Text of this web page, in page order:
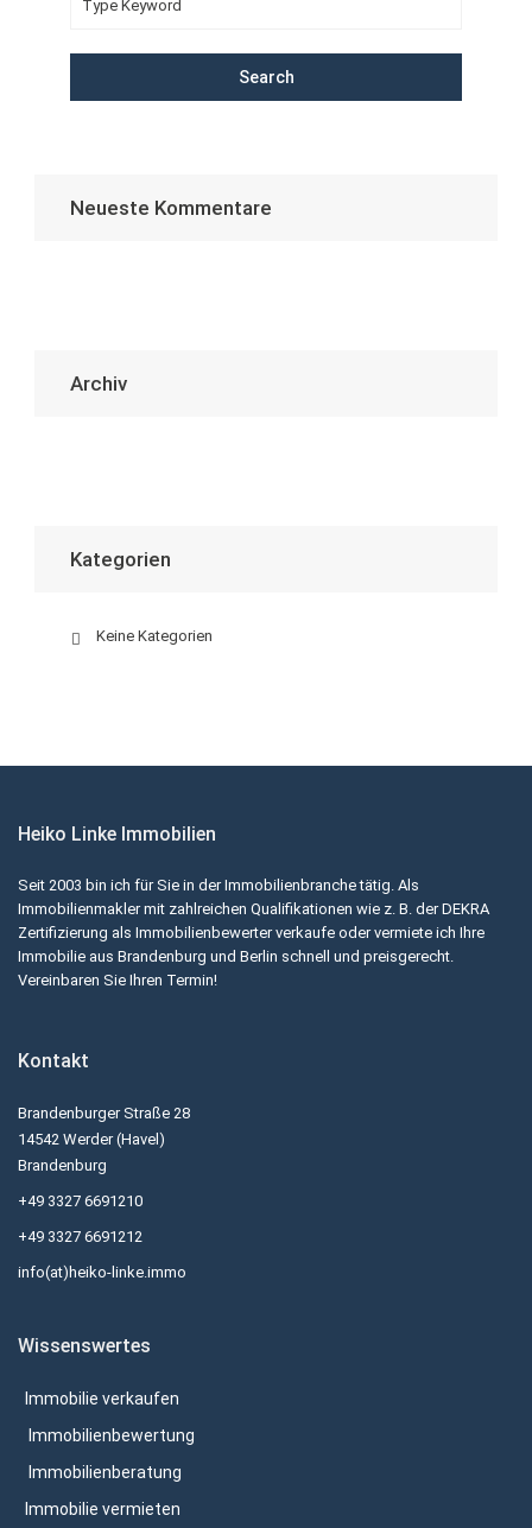
Search
Neueste Kommentare
Archiv
Kategorien
Keine Kategorien
Heiko Linke Immobilien
Seit 2003 bin ich für Sie in der Immobilienbranche tätig. Als
Immobilienmakler mit zahlreichen Qualifikationen wie z. B. der DEKRA
Zertifizierung als Immobilienbewerter verkaufe oder vermiete ich Ihre
Immobilie aus Brandenburg und Berlin schnell und preisgerecht.
Vereinbaren Sie Ihren Termin!
Kontakt
Brandenburger Straße 28
14542 Werder (Havel)
Brandenburg
+49 3327 6691210
+49 3327 6691212
info(at)heiko-linke.immo
Wissenswertes
Immobilie verkaufen
Immobilienbewertung
Immobilienberatung
Immobilie vermieten